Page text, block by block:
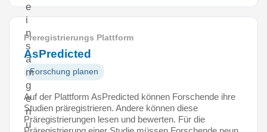
e
i
n
s
a
m
g
e
n
u
Preregistrierungs Plattform
AsPredicted
Forschung planen
Auf der Plattform AsPredicted können Forschende ihre
Studien präregistrieren. Andere können diese
Präregistrierungen lesen und bewerten. Für die